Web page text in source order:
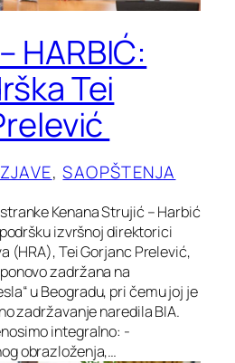
HARBIĆ:
Tei
, SAOPŠTENJA
Kenana Strujić – Harbić
izvršnoj direktorici
(HRA), Tei Gorjanc Prelević,
zadržana na
u Beogradu, pri čemu joj je
zadržavanje naredila BIA.
integralno: -
obrazloženja,…